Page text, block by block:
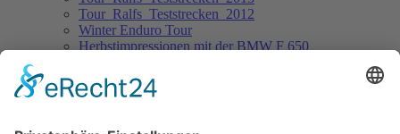
Tour_Ralfs_Teststrecken_2012
Winter Enduro Tour
Herbstimpressionen mit der BMW F 650
Allgäu suedbikers 22052011
Das Buch der Leidenschaft